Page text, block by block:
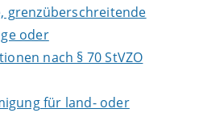
grenzüberschreitende
oder
nach § 70 StVZO
für land- oder